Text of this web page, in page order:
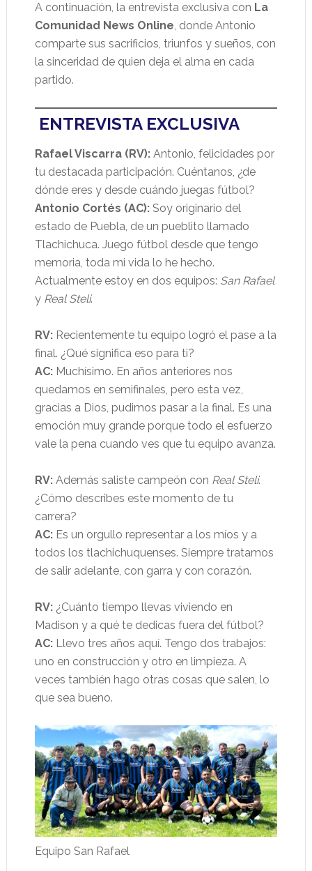
A continuación, la entrevista exclusiva con La
Comunidad News Online, donde Antonio
comparte sus sacrificios, triunfos y sueños, con
la sinceridad de quien deja el alma en cada
partido.
ENTREVISTA EXCLUSIVA
Rafael Viscarra (RV):Antonio, felicidades por
tu destacada participación. Cuéntanos, ¿de
dónde eres y desde cuándo juegas fútbol?
Antonio Cortés (AC):Soy originario del
estado de Puebla, de un pueblito llamado
Tlachichuca. Juego fútbol desde que tengo
memoria, toda mi vida lo he hecho.
Actualmente estoy en dos equipos: San Rafael
y Real Steli.
RV:Recientemente tu equipo logró el pase a la
final. ¿Qué significa eso para ti?
AC:Muchísimo. En años anteriores nos
quedamos en semifinales, pero esta vez,
gracias a Dios, pudimos pasar a la final. Es una
emoción muy grande porque todo el esfuerzo
vale la pena cuando ves que tu equipo avanza.
RV:Además saliste campeón con Real Steli.
¿Cómo describes este momento de tu
carrera?
AC:Es un orgullo representar a los míos y a
todos los tlachichuquenses. Siempre tratamos
de salir adelante, con garra y con corazón.
RV:¿Cuánto tiempo llevas viviendo en
Madison y a qué te dedicas fuera del fútbol?
AC:Llevo tres años aquí. Tengo dos trabajos:
uno en construcción y otro en limpieza. A
veces también hago otras cosas que salen, lo
que sea bueno.
Equipo San Rafael